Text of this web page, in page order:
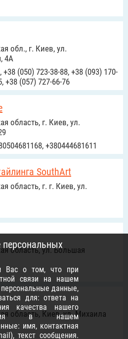
обл., г. Киев, ул.
4А
+38 (050) 723-38-88, +38 (093) 170-
+38 (057) 727-66-76
область, г. Киев, ул.
+380444681611
SouthArt
область, г. г. Киев, ул.
область, ул. Большая
область, Киев, ул. Михаила
Вас о том, что при
связи на нашем
данные,
для: ответа на
качества нашего
в нашем
имя, контактная
текст сообщения.